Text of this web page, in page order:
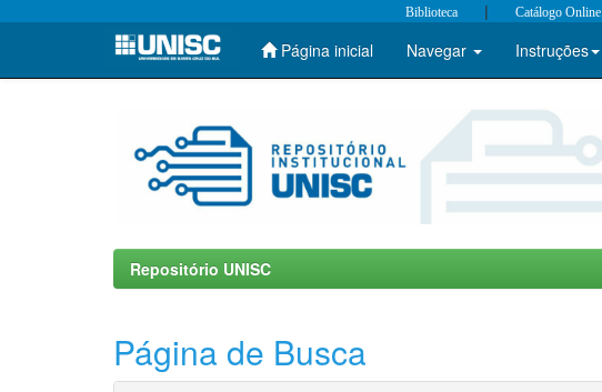
Skip
Biblioteca | Catálogo Online
Página inicial Navegar Instruções
Repositório UNISC
Página de Busca